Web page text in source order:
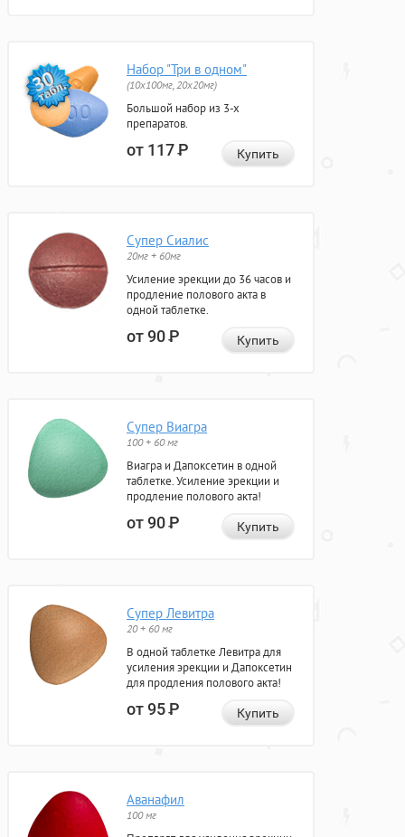
Набор "Три в одном"
(10x100мг, 20x20мг)
Большой набор из 3-х
препаратов.
от 117Р Купить
Супер Сиалис
20мг + 60мг
Усиление эрекции до 36 часов и
продление полового акта в
одной таблетке.
от 90Р Купить
Супер Виагра
100 + 60 мг
Виагра и Дапоксетин в одной
таблетке. Усиление эрекции и
продление полового акта!
от 90Р Купить
Супер Левитра
20 + 60 мг
В одной таблетке Левитра для
усиления эрекции и Дапоксетин
для продления полового акта!
от 95Р Купить
Аванафил
100 мг